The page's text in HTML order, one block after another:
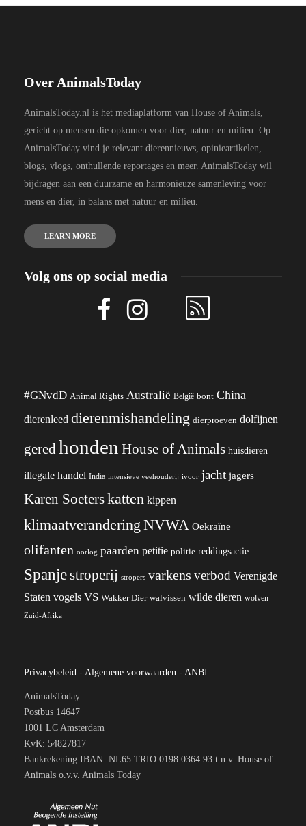
Over AnimalsToday
AnimalsToday.nl is het mediaplatform van House of Animals,
gericht op mensen die opkomen voor dier, natuur en milieu. Op
AnimalsToday vind je relevant dierennieuws, opinieartikelen,
blogs, vlogs, onthullende reportages en meer. AnimalsToday wil
bijdragen aan een duurzame en harmonieuze samenleving voor
mens en dier, in balans met natuur en milieu.
LEARN MORE
Volg ons op social media
#GNvdD Animal Rights Australië België bont China
dierenleed dierenmishandeling dierproeven dolfijnen
geredhonden House of Animals huisdieren
illegale handel India intensieve veehouderij ivoor jacht jagers
Karen Soeterskatten kippen
klimaatverandering NVWA Oekraïne
olifanten oorlog paarden petitie politie reddingsactie
Spanjestroperij stropers varkens verbod Verenigde
Staten vogels VS Wakker Dier walvissen wilde dieren wolven
Zuid-Afrika
Privacybeleid - Algemene voorwaarden - ANBI
AnimalsToday
Postbus 14647
1001 LC Amsterdam
KvK: 54827817
Bankrekening IBAN: NL65 TRIO 0198 0364 93 t.n.v. House of
Animals o.v.v. Animals Today